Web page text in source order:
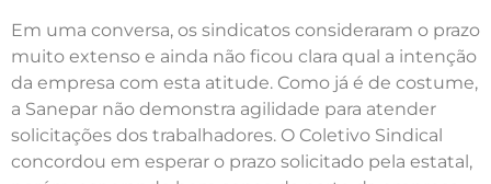
Em uma conversa, os sindicatos consideraram o prazo
muito extenso e ainda não ficou clara qual a intenção
da empresa com esta atitude. Como já é de costume,
a Sanepar não demonstra agilidade para atender
solicitações dos trabalhadores. O Coletivo Sindical
concordou em esperar o prazo solicitado pela estatal,